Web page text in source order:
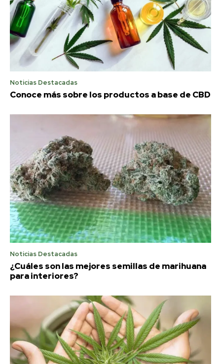
Noticias Destacadas
Conoce más sobre los productos a base de CBD
Noticias Destacadas
¿Cuáles son las mejores semillas de marihuana
para interiores?